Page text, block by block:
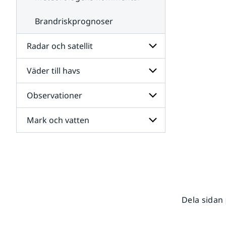
Brandriskprognoser
Radar och satellit
Undersidor
för
Radar
och
satellit
Väder till havs
Undersidor
för
Väder
till
havs
Observationer
Undersidor
för
Mark och vatten
Dela sidan